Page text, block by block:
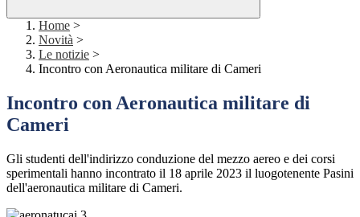
Home >
Novità >
Le notizie >
Incontro con Aeronautica militare di Cameri
Incontro con Aeronautica militare di
Cameri
Gli studenti dell'indirizzo conduzione del mezzo aereo e dei corsi
sperimentali hanno incontrato il 18 aprile 2023 il luogotenente Pasini
dell'aeronautica militare di Cameri.